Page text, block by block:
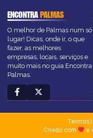
ENCONTRAPALMAS
O melhor de Palmas num só
lugar! Dicas, onde ir, o que
fazer, as melhores
empresas, locais, serviços e
muito mais no guia Encontra
Palmas.
Termos|
Criado com
e